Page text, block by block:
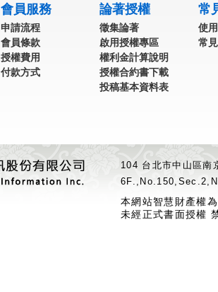
會員服務
申請流程
會員條款
授權費用
付款方式
論著授權
徵集論著
啟用授權專區
權利金計算說明
授權合約書下載
投稿基本資料表
常
使
常
104 台北市中山區
本網站智慧財產權
未經正式書面授權